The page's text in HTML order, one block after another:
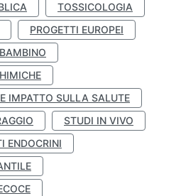
TOSSICOLOGIA
PROGETTI EUROPEI
IMPATTO SULLA SALUTE
STUDI IN VIVO
ENDOCRINI